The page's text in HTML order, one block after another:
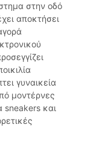
στην οδό
αποκτήσει
γυναικεία
μοντέρνες
sneakers και